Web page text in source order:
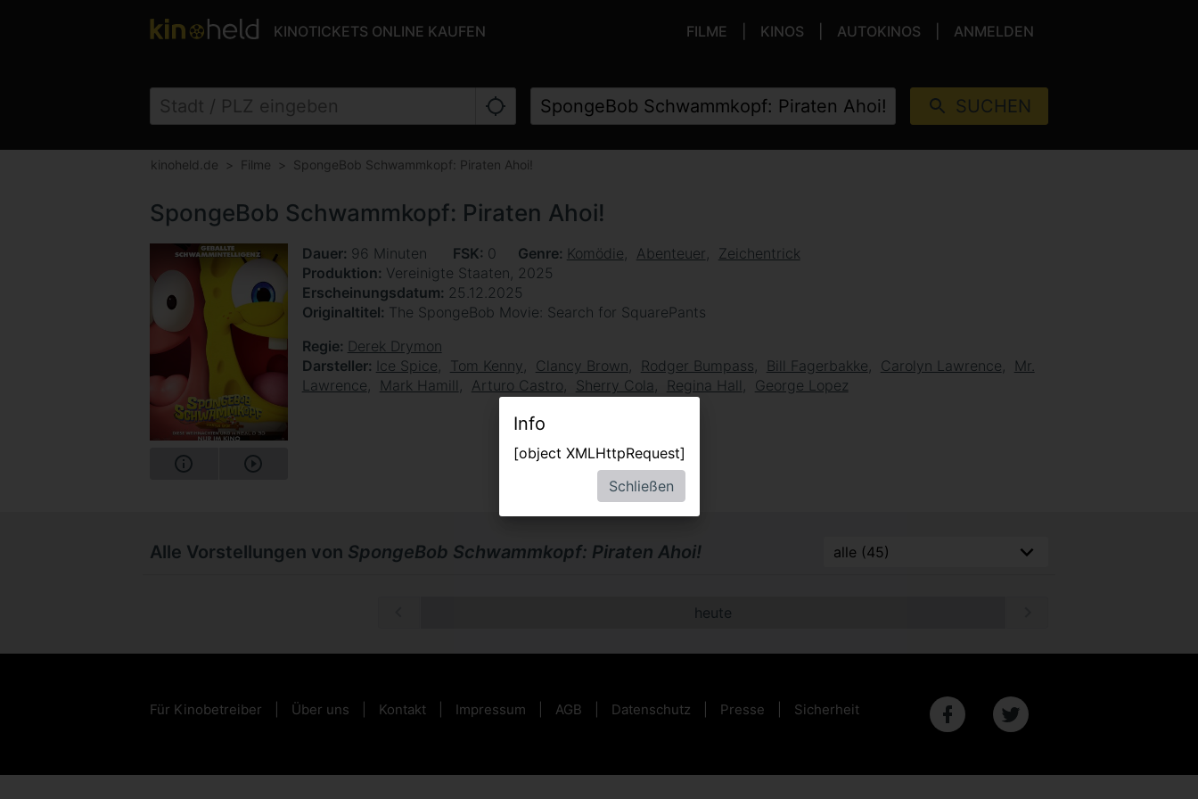
KINOTICKETS ONLINE KAUFEN FILME KINOS AUTOKINOS ANMELDEN
SUCHEN
kinoheld.de Filme SpongeBob Schwammkopf: Piraten Ahoi!
SpongeBob Schwammkopf: Piraten Ahoi!
Dauer 96 Minuten FSK 0 Genre Komödie Abenteuer
Zeichentrick
Produktion Vereinigte Staaten, 2025
Erscheinungsdatum 25.12.2025
Originaltitel The SpongeBob Movie: Search for SquarePants
Regie Derek Drymon
Darsteller Ice Spice Tom Kenny Clancy Brown Rodger Bumpass Bill Fagerbakke Carolyn Lawrence
Mr.
Lawrence
Mark Hamill Arturo Castro Sherry Cola Regina Hall George Lopez
Alle Vorstellungen von SpongeBob Schwammkopf: Piraten Ahoi!
heute
Für Kinobetreiber Über uns Kontakt Impressum AGB Datenschutz Presse Sicherheit
Info
[object XMLHttpRequest]
Schließen